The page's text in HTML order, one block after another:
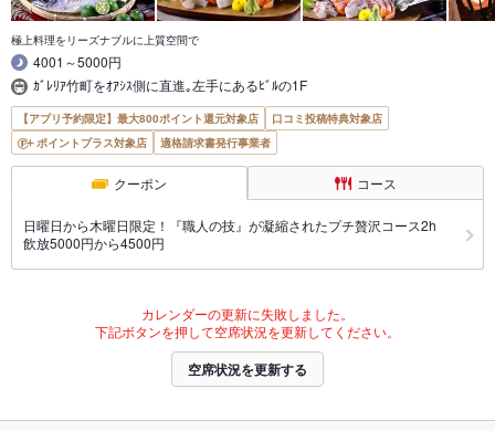
極上料理をリーズナブルに上質空間で
4001～5000円
ｶﾞﾚﾘｱ竹町をｵｱｼｽ側に直進｡左手にあるﾋﾞﾙの1F
【アプリ予約限定】最大800ポイント還元対象店
口コミ投稿特典対象店
ポイントプラス対象店
適格請求書発行事業者
クーポン コース
日曜日から木曜日限定！『職人の技』が凝縮されたプチ贅沢コース2h
飲放5000円から4500円
カレンダーの更新に失敗しました。
下記ボタンを押して空席状況を更新してください。
空席状況を更新する